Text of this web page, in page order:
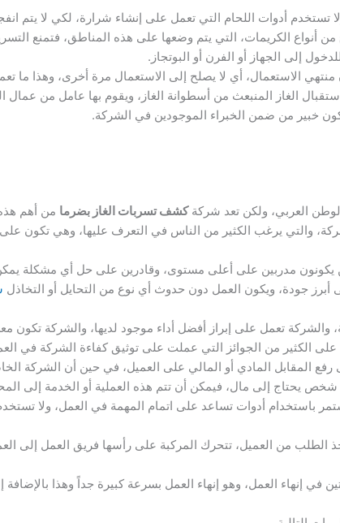
أدوات اللحام التي تعمل على إنشاء شرارة، لكي لا يتم انفجار
أنواع الكريمات، التي يتم وضعها على هذه المناطق، فتمنع
إلى الجهاز أو الفرن أو البوتجاز.
الاستعمال، أي لا يصلح إلى الاستعمال مرة أخرى، وهذا ما
الغاز المنبعث من أسطوانة الغاز، ويقوم بها عامل من عمال
يكون خبير من ضمن الخبراء الموجودين في الشركة.
العربي، ولكن تعد شركةكشف تسربات الغاز بضرما من أهم
يرغب الكثير من الناس في التعرف عليها، وهي تكون على
يكونون مدربين على أعلى مستوى، وقادرين على حل أي مشكلة
أبرز جودة، ويكون العمل دون حدوث أي نوع من التحايل أو التخاذل
تعمل على إبراز أفضل أداء موجود لديها، والشركة تكون
الكثير من الجوائز التي عملت على توثيق كفاءة الشركة في
المقابل المادي أو المالي على العميل، في حين أن الشركة
يحتاج إلى مال، فيمكن أن تتم هذه العملية أو الخدمة إلى
باستخدام أدوات تساعد على اتمام المهمة في العمل، ولا تستخدم
من العميل، تتحرك المركبة على رأسها فريق العمل إلى
إنهاء العمل، وهو إنهاء العمل بسرعة كبيرة جداً وهذا بالإضافة